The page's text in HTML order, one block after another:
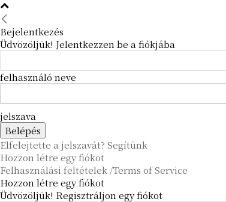
Bejelentkezés
Üdvözöljük! Jelentkezzen be a fiókjába
felhasználó neve
jelszava
Elfelejtette a jelszavát? Segítünk
Hozzon létre egy fiókot
Felhasználási feltételek /Terms of Service
Hozzon létre egy fiókot
Üdvözöljük! Regisztráljon egy fiókot